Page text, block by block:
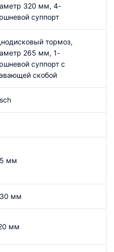
320 мм, 4-
суппорт
тормоз,
265 мм, 1-
суппорт с
скобой
мм
мм
мм